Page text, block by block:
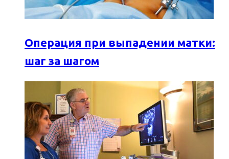
Операция при выпадении матки:
шаг за шагом